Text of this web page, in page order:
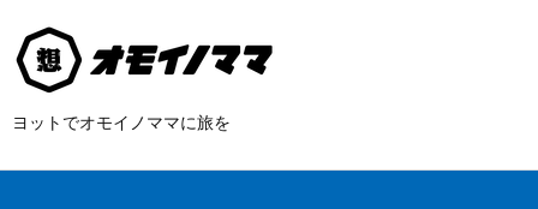
ヨットでオモイノママに旅を